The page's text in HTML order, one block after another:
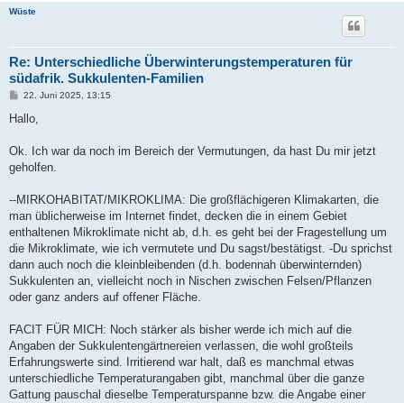
Wüste
Re: Unterschiedliche Überwinterungstemperaturen für
südafrik. Sukkulenten-Familien
B
i
a
22. Juni 2025, 13:15
Hallo,
Ok. Ich war da noch im Bereich der Vermutungen, da hast Du mir jetzt
geholfen.
--MIRKOHABITAT/MIKROKLIMA: Die großflächigeren Klimakarten, die
man üblicherweise im Internet findet, decken die in einem Gebiet
enthaltenen Mikroklimate nicht ab, d.h. es geht bei der Fragestellung um
die Mikroklimate, wie ich vermutete und Du sagst/bestätigst. -Du sprichst
dann auch noch die kleinbleibenden (d.h. bodennah überwinternden)
Sukkulenten an, vielleicht noch in Nischen zwischen Felsen/Pflanzen
oder ganz anders auf offener Fläche.
FACIT FÜR MICH: Noch stärker als bisher werde ich mich auf die
Angaben der Sukkulentengärtnereien verlassen, die wohl großteils
Erfahrungswerte sind. Irritierend war halt, daß es manchmal etwas
unterschiedliche Temperaturangaben gibt, manchmal über die ganze
Gattung pauschal dieselbe Temperaturspanne bzw. die Angabe einer